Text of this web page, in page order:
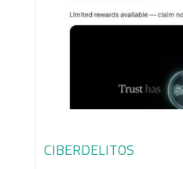
CIBERDELITOS